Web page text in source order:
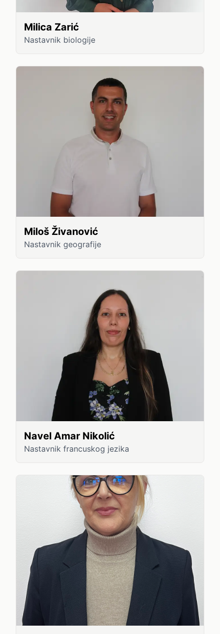
Milica Zarić
Nastavnik biologije
Miloš Živanović
Nastavnik geografije
Navel Amar Nikolić
Nastavnik francuskog jezika